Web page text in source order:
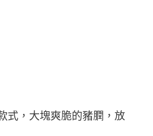
式，大塊爽脆的豬膶，放